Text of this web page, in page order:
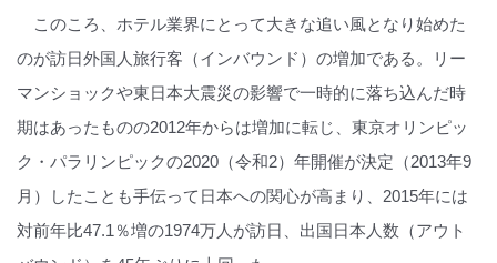
このころ、ホテル業界にとって大きな追い風となり始めた
のが訪日外国人旅行客（インバウンド）の増加である。リー
マンショックや東日本大震災の影響で一時的に落ち込んだ時
期はあったものの2012年からは増加に転じ、東京オリンピッ
ク・パラリンピックの2020（令和2）年開催が決定（2013年9
月）したことも手伝って日本への関心が高まり、2015年には
対前年比47.1％増の1974万人が訪日、出国日本人数（アウト